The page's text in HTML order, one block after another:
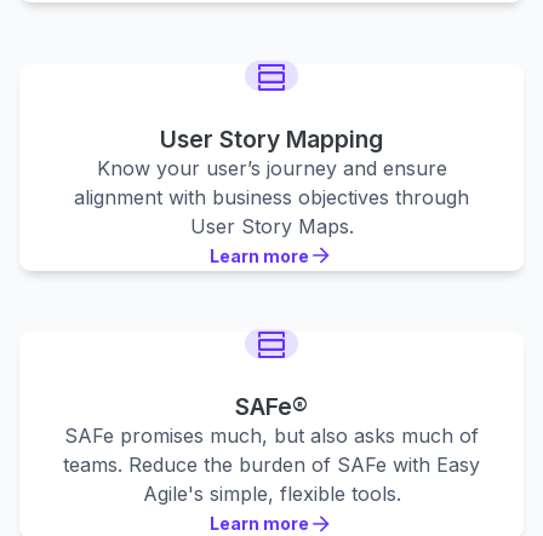
Learn more
User Story Mapping
Know your user’s journey and ensure
alignment with business objectives through
User Story Maps.
Learn more
Learn more
SAFe®
SAFe promises much, but also asks much of
teams. Reduce the burden of SAFe with Easy
Agile's simple, flexible tools.
Learn more